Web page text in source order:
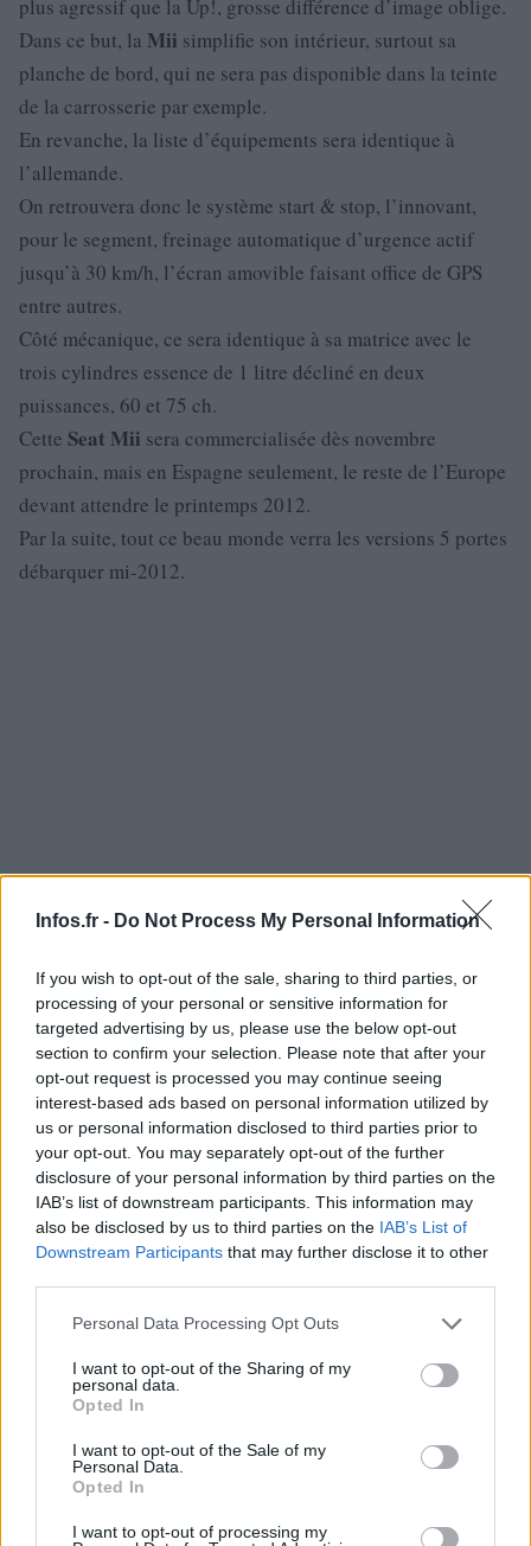
Infos.fr - Do Not Process My Personal Information
If you wish to opt-out of the sale, sharing to third parties, or
processing of your personal or sensitive information for
targeted advertising by us, please use the below opt-out
section to confirm your selection. Please note that after your
opt-out request is processed you may continue seeing
interest-based ads based on personal information utilized by
us or personal information disclosed to third parties prior to
your opt-out. You may separately opt-out of the further
disclosure of your personal information by third parties on the
IAB’s list of downstream participants. This information may
also be disclosed by us to third parties on the IAB’s List of
Downstream Participants that may further disclose it to other
Please note that this website/app uses one or more Google
not limited to your visit or usage behaviour. You may click to
grant or deny consent to Google and its third-party tags to
use your data for below specified purposes in below Google
consent section.
Personal Data Processing Opt Outs
I want to opt-out of the Sharing of my
personal data.
Opted In
I want to opt-out of the Sale of my
Personal Data.
Opted In
I want to opt-out of processing my
plus agressif que la Up!, grosse différence d’image oblige.
Dans ce but, la Mii simplifie son intérieur, surtout sa
planche de bord, qui ne sera pas disponible dans la teinte
de la carrosserie par exemple.
En revanche, la liste d’équipements sera identique à
l’allemande.
On retrouvera donc le système start & stop, l’innovant,
pour le segment, freinage automatique d’urgence actif
jusqu’à 30 km/h, l’écran amovible faisant office de GPS
entre autres.
Côté mécanique, ce sera identique à sa matrice avec le
trois cylindres essence de 1 litre décliné en deux
puissances, 60 et 75 ch.
Cette Seat Mii sera commercialisée dès novembre
prochain, mais en Espagne seulement, le reste de l’Europe
devant attendre le printemps 2012.
Par la suite, tout ce beau monde verra les versions 5 portes
débarquer mi-2012.
AUTEUR
Infos.fr Unit